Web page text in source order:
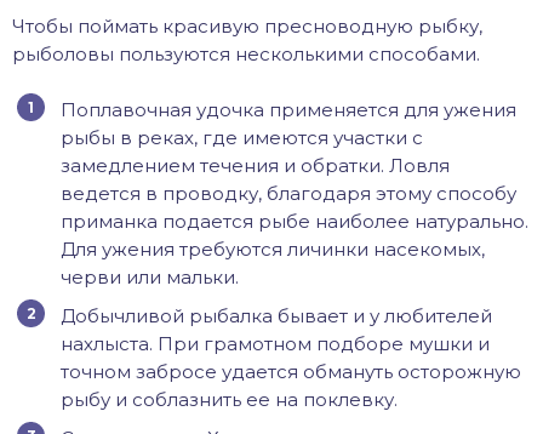
Чтобы поймать красивую пресноводную рыбку,
рыболовы пользуются несколькими способами.
Поплавочная удочка применяется для ужения
рыбы в реках, где имеются участки с
замедлением течения и обратки. Ловля
ведется в проводку, благодаря этому способу
приманка подается рыбе наиболее натурально.
Для ужения требуются личинки насекомых,
черви или мальки.
Добычливой рыбалка бывает и у любителей
нахлыста. При грамотном подборе мушки и
точном забросе удается обмануть осторожную
рыбу и соблазнить ее на поклевку.